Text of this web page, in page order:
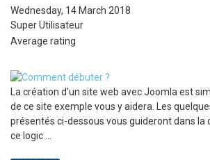
Wednesday, 14 March 2018
Super Utilisateur
Average rating
La création d'un site web avec Joomla est
de ce site exemple vous y aidera. Les
présentés ci-dessous vous guideront dans la
ce logic ...